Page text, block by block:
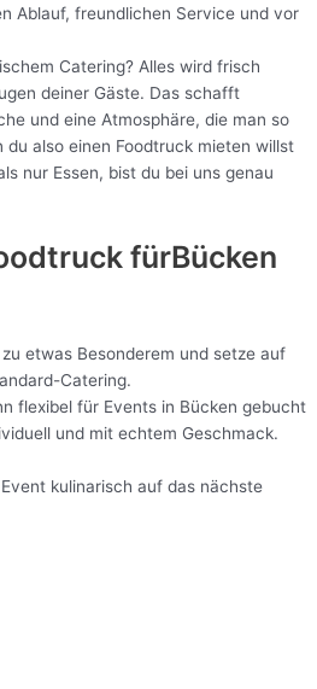
Ablauf, freundlichen Service und vor
Catering? Alles wird frisch
deiner Gäste. Das schafft
und eine Atmosphäre, die man so
du also einen Foodtruck mieten willst
nur Essen, bist du bei uns genau
fürBücken
etwas Besonderem und setze auf
Catering.
flexibel für Events in Bücken gebucht
und mit echtem Geschmack.
kulinarisch auf das nächste